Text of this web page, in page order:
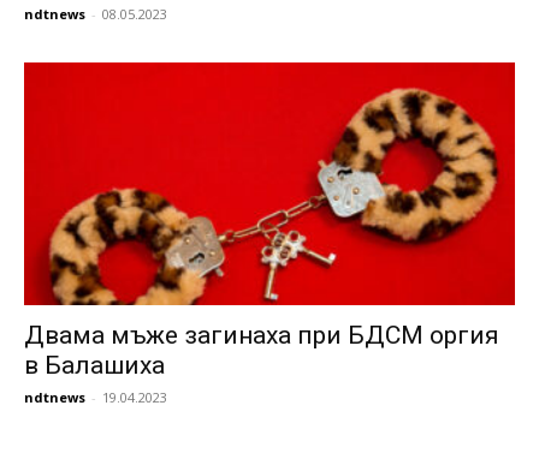
ndtnews - 08.05.2023
Двама мъже загинаха при БДСМ оргия
в Балашиха
ndtnews - 19.04.2023